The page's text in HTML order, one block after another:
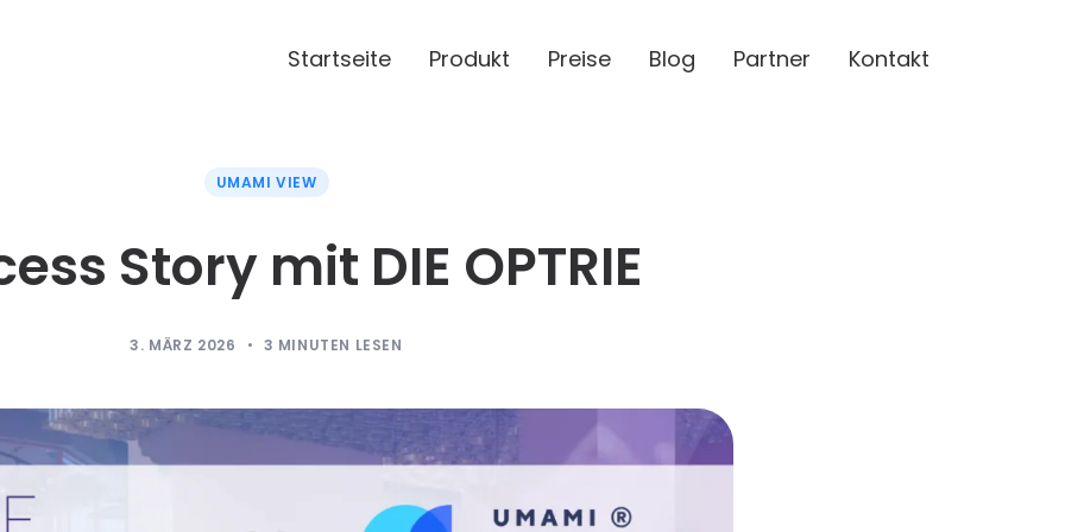
Startseite Produkt Preise Blog Partner Kontakt
UMAMI VIEW
Story mit DIE OPTRIE
3. MÄRZ 2026 3 MINUTEN LESEN